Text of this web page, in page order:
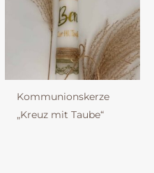
Kommunionskerze
„Kreuz mit Taube“